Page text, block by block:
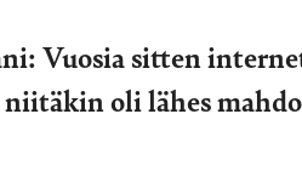
Vuosia sitten
oli lähes